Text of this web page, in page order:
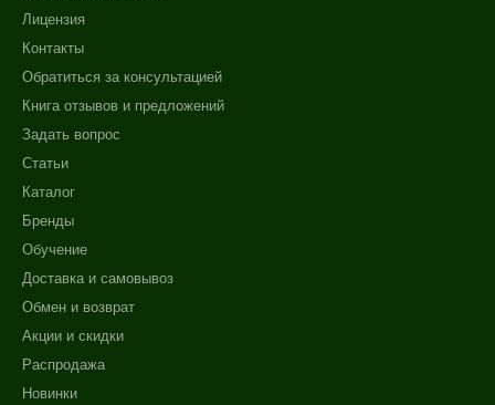
Лицензия
Контакты
Обратиться за консультацией
Книга отзывов и предложений
Задать вопрос
Статьи
Каталог
Бренды
Обучение
Доставка и самовывоз
Обмен и возврат
Акции и скидки
Распродажа
Новинки